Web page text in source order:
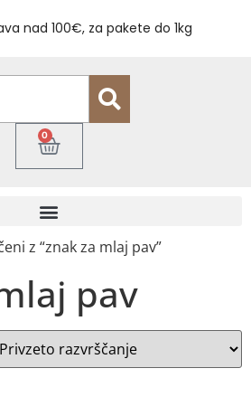
nad 100€, za pakete do 1kg
0
z “znak za mlaj pav”
pav